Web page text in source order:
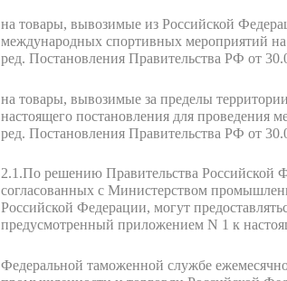
на товары, вывозимые из Российской
международных спортивных мероприятий
ред. Постановления Правительства РФ от
на товары, вывозимые за пределы
настоящего постановления для проведения
ред. Постановления Правительства РФ от
2.1.По решению Правительства Российской
согласованных с Министерством
Российской Федерации, могут
предусмотренный приложением N 1 к
Федеральной таможенной службе